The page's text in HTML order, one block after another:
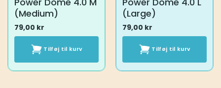
(Medium)
79,00 kr
Tilføj til kurv
(Large)
79,00 kr
Tilføj til kurv